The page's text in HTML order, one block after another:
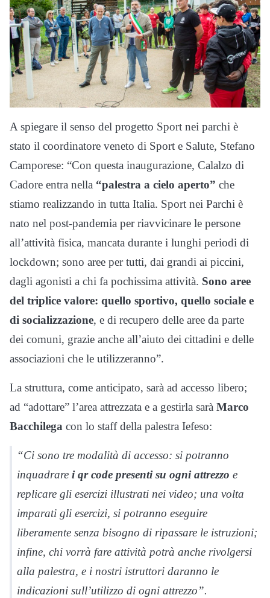
A spiegare il senso del progetto Sport nei parchi è
stato il coordinatore veneto di Sport e Salute, Stefano
Camporese: “Con questa inaugurazione, Calalzo di
Cadore entra nella “palestra a cielo aperto” che
stiamo realizzando in tutta Italia. Sport nei Parchi è
nato nel post-pandemia per riavvicinare le persone
all’attività fisica, mancata durante i lunghi periodi di
lockdown; sono aree per tutti, dai grandi ai piccini,
dagli agonisti a chi fa pochissima attività. Sono aree
del triplice valore: quello sportivo, quello sociale e
di socializzazione, e di recupero delle aree da parte
dei comuni, grazie anche all’aiuto dei cittadini e delle
associazioni che le utilizzeranno”.
La struttura, come anticipato, sarà ad accesso libero;
ad “adottare” l’area attrezzata e a gestirla sarà Marco
Bacchilega con lo staff della palestra Iefeso:
“Ci sono tre modalità di accesso: si potranno
inquadrare i qr code presenti su ogni attrezzo e
replicare gli esercizi illustrati nei video; una volta
imparati gli esercizi, si potranno eseguire
liberamente senza bisogno di ripassare le istruzioni;
infine, chi vorrà fare attività potrà anche rivolgersi
alla palestra, e i nostri istruttori daranno le
indicazioni sull’utilizzo di ogni attrezzo”.